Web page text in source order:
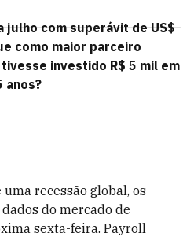
julho com superávit de US$
como maior parceiro
investido R$ 5 mil em
anos?
recessão global, os
do mercado de
sexta-feira. Payroll